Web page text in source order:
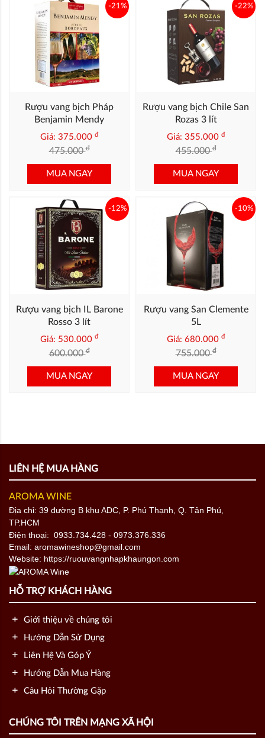
Rượu vang bịch Pháp
Benjamin Mendy
Giá: 375.000 đ
475.000đ
-21%
MUA NGAY
Rượu vang bịch Chile San
Rozas 3 lít
Giá: 355.000 đ
455.000đ
-22%
MUA NGAY
Rượu vang bịch IL Barone
Rosso 3 lít
Giá: 530.000 đ
600.000đ
-12%
MUA NGAY
Rượu vang San Clemente
5L
Giá: 680.000 đ
755.000đ
-10%
MUA NGAY
LIÊN HỆ MUA HÀNG
AROMA WINE
Địa chỉ: 39 đường B khu ADC, P. Phú Thạnh, Q. Tân Phú,
TP.HCM
Điện thoại: 0933.734.428 - 0973.376.336
Email: aromawineshop@gmail.com
Website: https://ruouvangnhapkhaungon.com
HỖ TRỢ KHÁCH HÀNG
Giới thiệu về chúng tôi
Hướng Dẫn Sử Dụng
Liên Hệ Và Góp Ý
Hướng Dẫn Mua Hàng
Câu Hỏi Thường Gặp
CHÚNG TÔI TRÊN MẠNG XÃ HỘI